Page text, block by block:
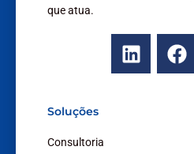
que atua.
L
i
F
a
Soluções
Consultoria